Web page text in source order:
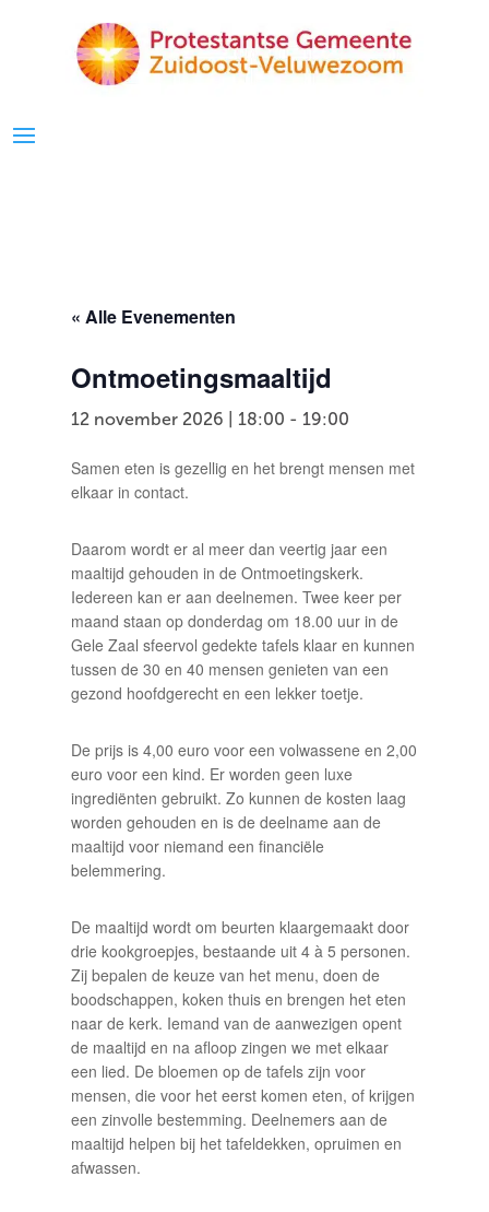
« Alle Evenementen
Ontmoetingsmaaltijd
12 november 2026 | 18:00 - 19:00
Samen eten is gezellig en het brengt mensen met
elkaar in contact.
Daarom wordt er al meer dan veertig jaar een
maaltijd gehouden in de Ontmoetingskerk.
Iedereen kan er aan deelnemen. Twee keer per
maand staan op donderdag om 18.00 uur in de
Gele Zaal sfeervol gedekte tafels klaar en kunnen
tussen de 30 en 40 mensen genieten van een
gezond hoofdgerecht en een lekker toetje.
De prijs is 4,00 euro voor een volwassene en 2,00
euro voor een kind. Er worden geen luxe
ingrediënten gebruikt. Zo kunnen de kosten laag
worden gehouden en is de deelname aan de
maaltijd voor niemand een financiële
belemmering.
De maaltijd wordt om beurten klaargemaakt door
drie kookgroepjes, bestaande uit 4 à 5 personen.
Zij bepalen de keuze van het menu, doen de
boodschappen, koken thuis en brengen het eten
naar de kerk. Iemand van de aanwezigen opent
de maaltijd en na afloop zingen we met elkaar
een lied. De bloemen op de tafels zijn voor
mensen, die voor het eerst komen eten, of krijgen
een zinvolle bestemming. Deelnemers aan de
maaltijd helpen bij het tafeldekken, opruimen en
afwassen.